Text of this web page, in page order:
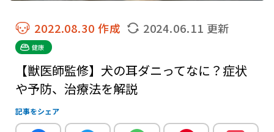
2022.08.30 作成 2024.06.11 更新
健康
【獣医師監修】犬の耳ダニってなに？症状
や予防、治療法を解説
記事をシェア